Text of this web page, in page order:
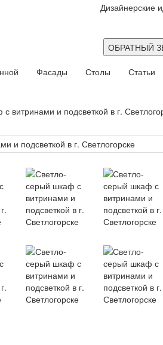
Дизайнерские
ОБРАТНЫЙ
Фасады Столы Статьи
витринами и подсветкой в г.